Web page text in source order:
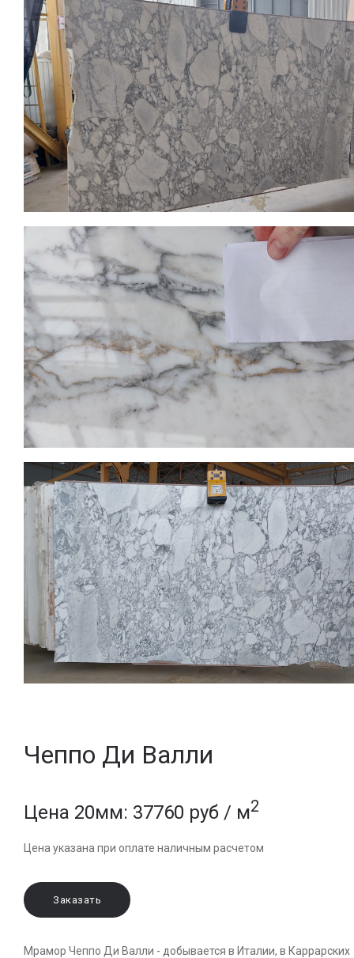
Чеппо Ди Валли
Цена 20мм: 37760 руб / м2
Цена указана при оплате наличным расчетом
Заказать
Мрамор Чеппо Ди Валли - добывается в Италии, в Каррарских